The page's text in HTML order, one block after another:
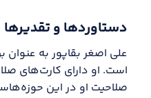
دستاوردها و تقدیرها
است. او دارای کارت‌های
صلاحیت او در این